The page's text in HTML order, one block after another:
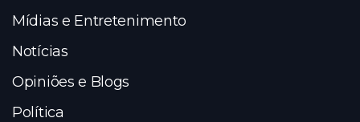
Mídias e Entretenimento
Notícias
Opiniões e Blogs
Política